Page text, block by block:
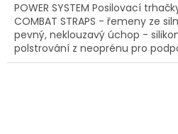
POWER SYSTEM Posilovací
COMBAT STRAPS - řemeny ze
pevný, neklouzavý úchop -
polstrování z neoprénu pro